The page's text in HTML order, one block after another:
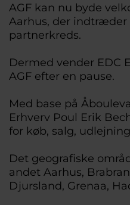
AGF kan nu byde
Aarhus, der indtræder
partnerkreds.
Dermed vender EDC
AGF efter en pause.
Med base på
Erhverv Poul Erik
for køb, salg,
Det geografiske
andet Aarhus,
Djursland, Grenaa,